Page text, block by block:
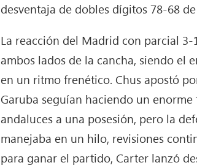
desventaja de dobles dígitos 78-68
La reacción del Madrid con parcial
ambos lados de la cancha, siendo el
en un ritmo frenético. Chus apostó
Garuba seguían haciendo un
andaluces a una posesión, pero la
manejaba en un hilo, revisiones
para ganar el partido, Carter lanzó